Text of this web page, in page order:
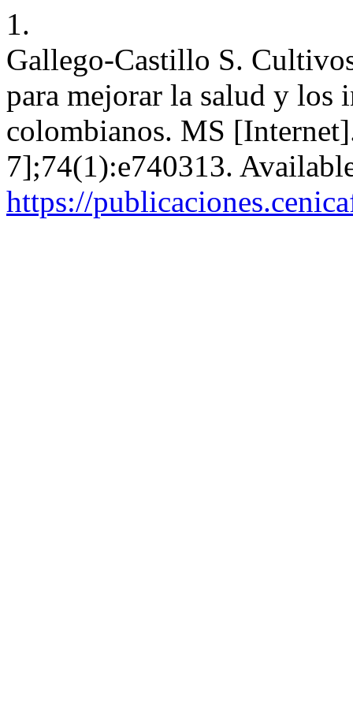
1.
Gallego-Castillo S.
para mejorar la salud y los
colombianos. MS
7];74(1):e740313.
https://